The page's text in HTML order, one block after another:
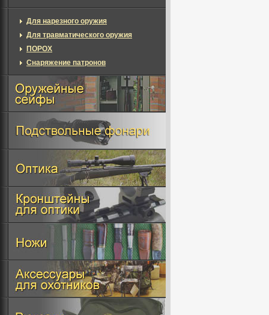
Для нарезного оружия
Для травматического оружия
ПОРОХ
Снаряжение патронов